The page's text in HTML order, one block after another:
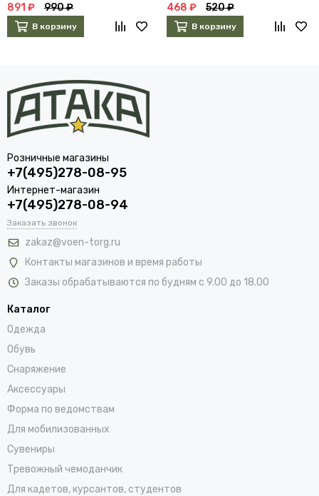
891 ₽ 990 ₽
В корзину
468 ₽ 520 ₽
В корзину
Розничные магазины
+7(495)278-08-95
Интернет-магазин
+7(495)278-08-94
Заказать звонок
zakaz@voen-torg.ru
Контакты магазинов и время работы
Заказы обрабатываются по будням с 9.00 до 18.00
Каталог
Одежда
Обувь
Снаряжение
Аксессуары
Форма по ведомствам
Для мобилизованных
Сувениры
Тревожный чемоданчик
Для кадетов, курсантов, студентов